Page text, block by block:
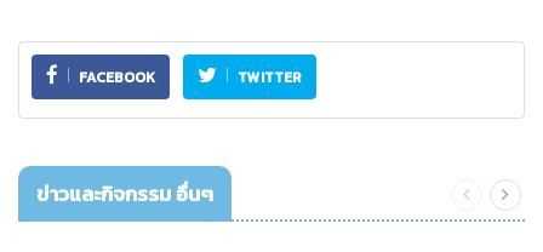
FACEBOOK TWITTER
ข่าวและกิจกรรม อื่นๆ